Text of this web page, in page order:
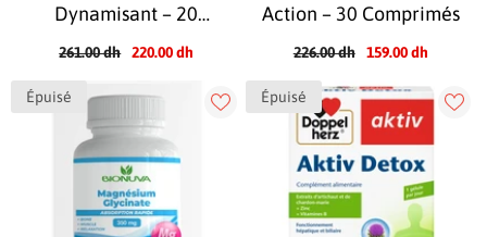
Dynamisant – 20
261.00 dh 220.00 dh
Action – 30 Comprimés
226.00 dh 159.00 dh
Épuisé Épuisé